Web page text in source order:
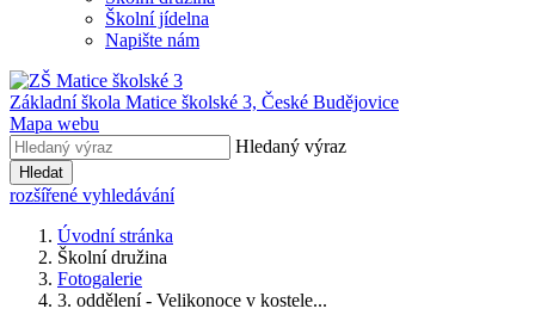
Školní jídelna
Napište nám
Základní škola Matice školské 3, České Budějovice
Mapa webu
Hledaný výraz
Hledat
rozšířené vyhledávání
Úvodní stránka
Školní družina
Fotogalerie
3. oddělení - Velikonoce v kostele...